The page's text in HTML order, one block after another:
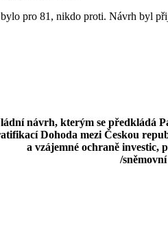
pro 81, nikdo proti. Návrh byl
návrh, kterým se předkládá
Dohoda mezi Českou
a vzájemné ochraně investic,
/